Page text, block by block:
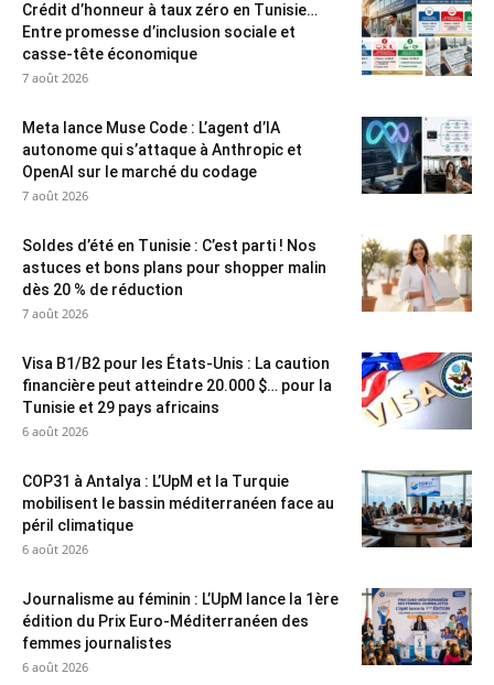
Crédit d’honneur à taux zéro en Tunisie…
Entre promesse d’inclusion sociale et
casse-tête économique
7 août 2026
Meta lance Muse Code : L’agent d’IA
autonome qui s’attaque à Anthropic et
OpenAI sur le marché du codage
7 août 2026
Soldes d’été en Tunisie : C’est parti ! Nos
astuces et bons plans pour shopper malin
dès 20 % de réduction
7 août 2026
Visa B1/B2 pour les États-Unis : La caution
financière peut atteindre 20.000 $… pour la
Tunisie et 29 pays africains
6 août 2026
COP31 à Antalya : L’UpM et la Turquie
mobilisent le bassin méditerranéen face au
péril climatique
6 août 2026
Journalisme au féminin : L’UpM lance la 1ère
édition du Prix Euro-Méditerranéen des
femmes journalistes
6 août 2026